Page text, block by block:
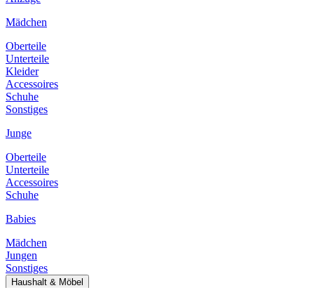
Mädchen
Oberteile
Unterteile
Kleider
Accessoires
Schuhe
Sonstiges
Junge
Oberteile
Unterteile
Accessoires
Schuhe
Babies
Mädchen
Jungen
Sonstiges
Haushalt & Möbel